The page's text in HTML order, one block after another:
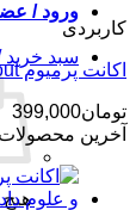
ورود /
سبد خرید
کاربردی
اکانت پرمیوم Tempo Home Workout – برنامه ورزشی فیتنس
تومان399,000
آخرین محصولات